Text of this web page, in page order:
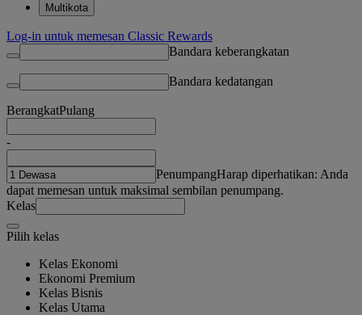
Multikota
Log-in untuk memesan Classic Rewards
Bandara keberangkatan
Bandara kedatangan
BerangkatPulang
-
PenumpangHarap diperhatikan: Anda
dapat memesan untuk maksimal sembilan penumpang.
Kelas
Pilih kelas
Kelas Ekonomi
Ekonomi Premium
Kelas Bisnis
Kelas Utama